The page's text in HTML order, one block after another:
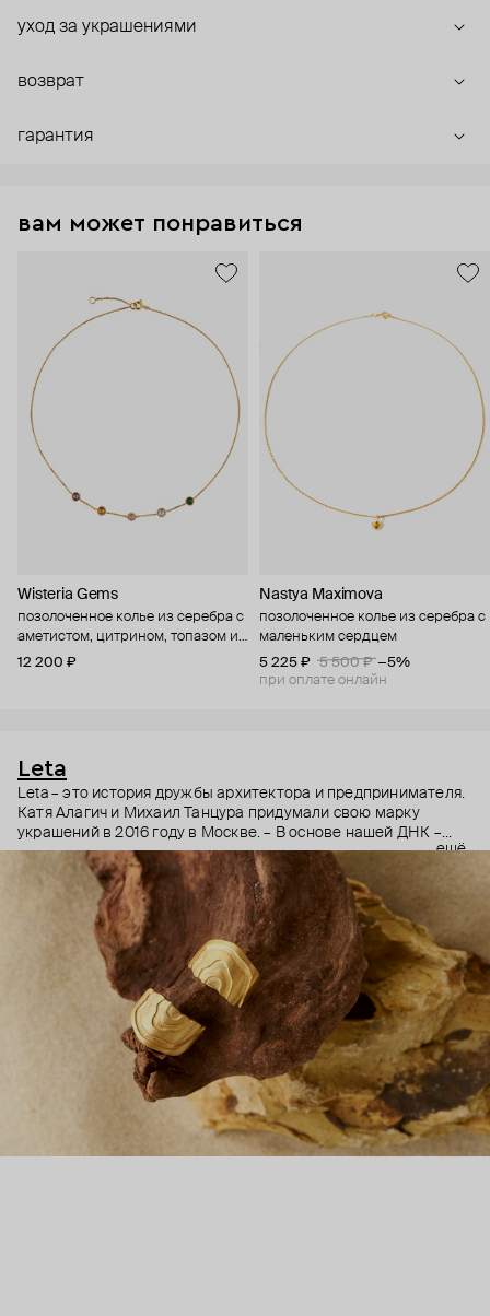
уход за украшениями
возврат
гарантия
вам может понравиться
Wisteria Gems
позолоченное колье из серебра с
аметистом, цитрином, топазом и
кварцами
12 200 ₽
Nastya Maximova
позолоченное колье из серебра с
маленьким сердцем
5 225 ₽
5 500 ₽ −5%
при оплате онлайн
Leta
Leta – это история дружбы архитектора и предпринимателя.
Катя Алагич и Михаил Танцура придумали свою марку
украшений в 2016 году в Москве. – В основе нашей ДНК –
согласие с временем. Мы точно знаем, что не все меряется
трендами. Украшение, созданное в 2020-ом, останется с
вами в 2030-ом, потому что близость к искусству и
архитектуре делает хороший дизайн вечным. С момента
своего создания Leta прошла путь от небольшой мастерской
на окраине города до ручного производства на одной из
старейших уральских мануфактур, а еще – до появления
украшений в десятках магазинах по России и миру.
ещё